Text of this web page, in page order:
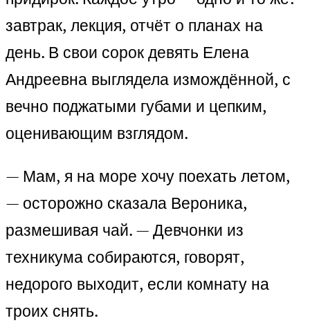
завтрак, лекция, отчёт о планах на
день. В свои сорок девять Елена
Андреевна выглядела измождённой, с
вечно поджатыми губами и цепким,
оценивающим взглядом.
— Мам, я на море хочу поехать летом,
— осторожно сказала Вероника,
размешивая чай. — Девчонки из
техникума собираются, говорят,
недорого выходит, если комнату на
троих снять.